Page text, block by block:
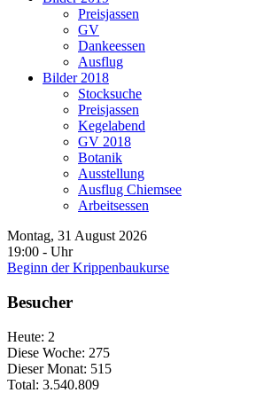
Preisjassen
GV
Dankeessen
Ausflug
Bilder 2018
Stocksuche
Preisjassen
Kegelabend
GV 2018
Botanik
Ausstellung
Ausflug Chiemsee
Arbeitsessen
Montag, 31 August 2026
19:00 - Uhr
Beginn der Krippenbaukurse
Besucher
Heute: 2
Diese Woche: 275
Dieser Monat: 515
Total: 3.540.809